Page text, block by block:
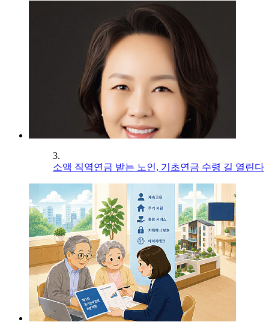
3.
소액 직역연금 받는 노인, 기초연금 수령 길 열린다